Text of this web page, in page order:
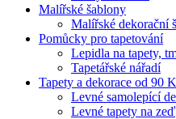
Malířské šablony
Malířské dekorační
Pomůcky pro tapetování
Lepidla na tapety,
Tapetářské nářadí
Tapety a dekorace od 90
Levné samolepící
Levné tapety na zeď